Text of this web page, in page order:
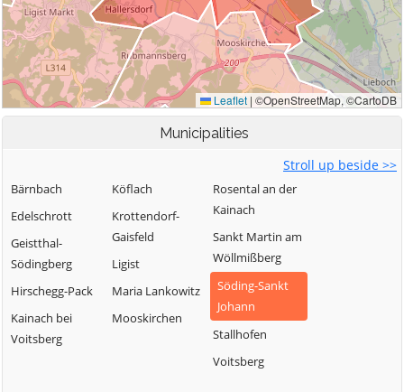
Municipalities
Stroll up beside >>
Bärnbach
Edelschrott
Geistthal-
Södingberg
Hirschegg-Pack
Kainach bei
Voitsberg
Köflach
Krottendorf-
Gaisfeld
Ligist
Maria Lankowitz
Mooskirchen
Rosental an der
Kainach
Sankt Martin am
Wöllmißberg
Söding-Sankt
Johann
Stallhofen
Voitsberg